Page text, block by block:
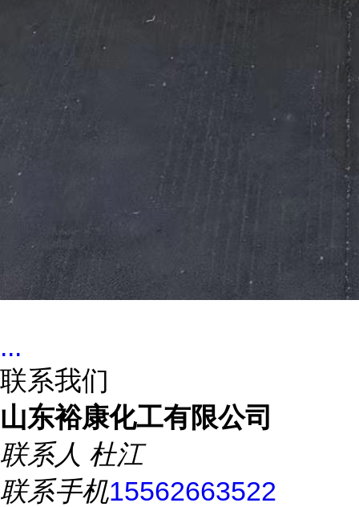
...
联系我们
山东裕康化工有限公司
联系人 杜江
联系手机15562663522